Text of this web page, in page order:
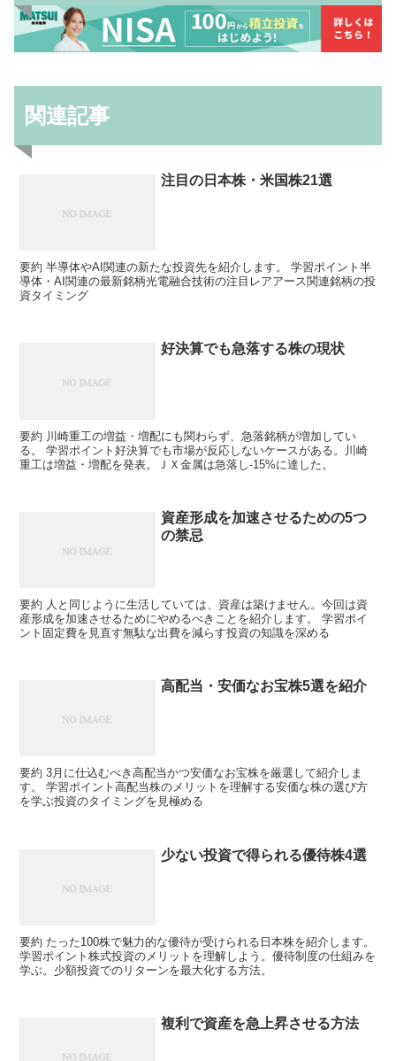
関連記事
注目の日本株・米国株21選
要約 半導体やAI関連の新たな投資先を紹介します。 学習ポイント半
導体・AI関連の最新銘柄光電融合技術の注目レアアース関連銘柄の投
資タイミング
好決算でも急落する株の現状
要約 川崎重工の増益・増配にも関わらず、急落銘柄が増加してい
る。 学習ポイント好決算でも市場が反応しないケースがある。川崎
重工は増益・増配を発表。ＪＸ金属は急落し-15%に達した。
資産形成を加速させるための5つ
の禁忌
要約 人と同じように生活していては、資産は築けません。今回は資
産形成を加速させるためにやめるべきことを紹介します。 学習ポイ
ント固定費を見直す無駄な出費を減らす投資の知識を深める
高配当・安価なお宝株5選を紹介
要約 3月に仕込むべき高配当かつ安価なお宝株を厳選して紹介しま
す。 学習ポイント高配当株のメリットを理解する安価な株の選び方
を学ぶ投資のタイミングを見極める
少ない投資で得られる優待株4選
要約 たった100株で魅力的な優待が受けられる日本株を紹介します。
学習ポイント株式投資のメリットを理解しよう。優待制度の仕組みを
学ぶ。少額投資でのリターンを最大化する方法。
複利で資産を急上昇させる方法